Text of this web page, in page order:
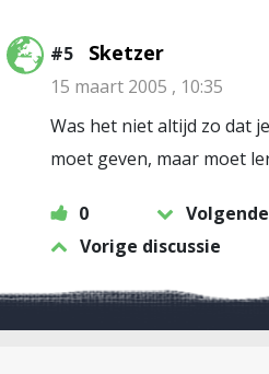
#5 Sketzer
15 maart 2005 , 10:35
Was het niet altijd zo dat
moet geven, maar moet
0
Vorige discussie